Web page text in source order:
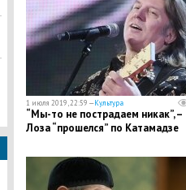
1 июля 2019, 22:59 —Культура
“Мы-то не пострадаем никак”, –
Лоза “прошелся” по Катамадзе